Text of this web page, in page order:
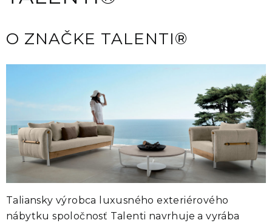
O ZNAČKE TALENTI®
Taliansky výrobca luxusného exteriérového
nábytku spoločnosť Talenti navrhuje a vyrába